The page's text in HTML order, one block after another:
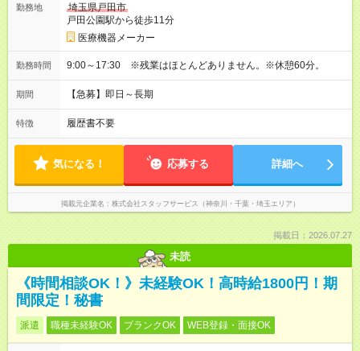
勤務地
埼玉県戸田市
戸田公園駅から徒歩11分
医療機器メーカー
勤務時間 9:00～17:30 ※残業はほとんどありません。※休憩60分。
期間 【急募】即日～長期
特徴 履歴書不要
気になる！ 応募する 詳細へ
掲載元企業名 株式会社スタッフサービス（神奈川・千葉・埼玉エリア）
掲載日：2026.07.27
未読
《時間相談OK！》未経験OK！高時給1800円！期
間限定！秘書
派遣 職種未経験OK ブランクOK WEB登録・面接OK